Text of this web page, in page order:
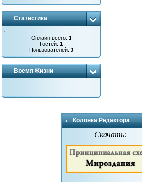
Статистика
Онлайн всего:1
Гостей:1
Пользователей:0
Время Жизни
Колонка Редактора
Скачать: